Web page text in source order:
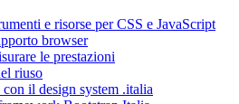
e risorse per CSS e JavaScript
browser
le prestazioni
riuso
il design system .italia